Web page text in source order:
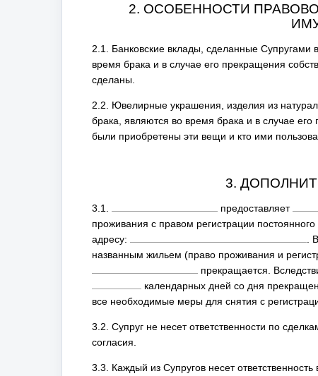
2. ОСОБЕННОСТИ
2.1. Банковские вклады, сделанные
время брака и в случае его прекращения
сделаны.
2.2. Ювелирные украшения, изделия из
брака, являются во время брака и в случае
были приобретены эти вещи и кто ими
3.
3.1. предоставляет
проживания с правом регистрации
адресу:
.
названным жильем (право проживания и
прекращается.
календарных дней со дня
все необходимые меры для снятия с
3.2. Супруг не несет ответственности по
согласия.
3.3. Каждый из Супругов несет